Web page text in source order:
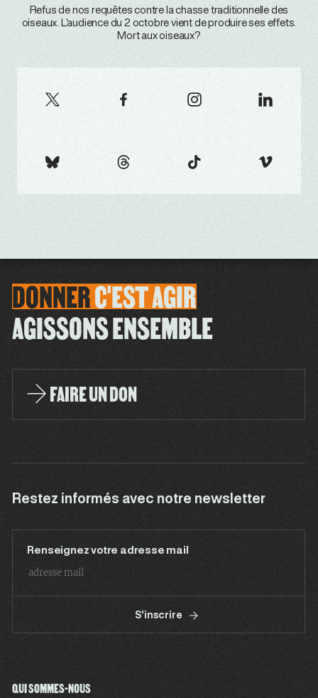
Refus de nos requêtes contre la chasse traditionnelle des
oiseaux. L’audience du 2 octobre vient de produire ses effets.
Mort aux oiseaux?
DONNERC'ESTAGIR
AGISSONS ENSEMBLE
FAIRE UN DON
Restez informés avec notre newsletter
Renseignez votre adresse mail
S'inscrire
QUI SOMMES-NOUS